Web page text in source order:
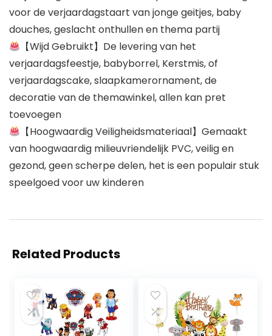
voor de verjaardagstaart van jonge geitjes, baby
douches, geslacht onthullen en thema partij
【Wijd Gebruikt】De levering van het
verjaardagsfeestje, babyborrel, Kerstmis, of
verjaardagscake, slaapkamerornament, de
decoratie van de themawinkel, allen kan pret
toevoegen
【Hoogwaardig Veiligheidsmateriaal】Gemaakt
van hoogwaardig milieuvriendelijk PVC, veilig en
gezond, geen scherpe delen, het is een populair stuk
speelgoed voor uw kinderen
Related Products